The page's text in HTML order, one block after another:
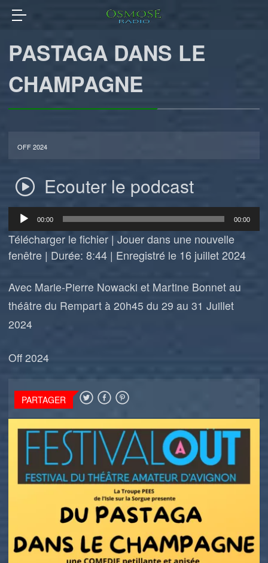
PASTAGA DANS LE
CHAMPAGNE
OFF 2024
Ecouter le podcast
Lecteur
audio
00:00 00:00
Télécharger le fichier |Jouer dans une nouvelle
fenêtre | Durée: 8:44 | Enregistré le 16 juillet 2024
Avec Marie-Pierre Nowacki et Martine Bonnet au
théâtre du Rempart à 20h45 du 29 au 31 Juillet
2024
Off 2024
PARTAGER